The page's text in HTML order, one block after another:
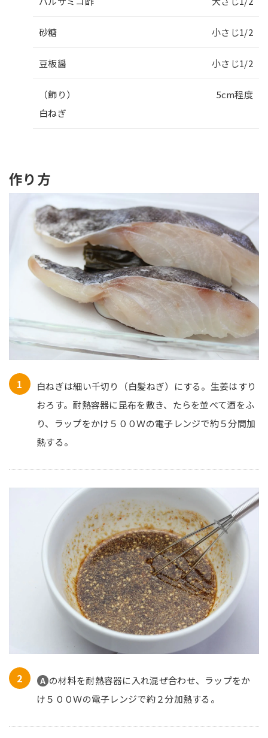
砂糖 小さじ1/2
豆板醤 小さじ1/2
（飾り）
白ねぎ
5cm程度
作り方
白ねぎは細い千切り（白髪ねぎ）にする。生姜はすり
おろす。耐熱容器に昆布を敷き、たらを並べて酒をふ
り、ラップをかけ５００Ｗの電子レンジで約５分間加
熱する。
A の材料を耐熱容器に入れ混ぜ合わせ、ラップをか
け５００Ｗの電子レンジで約２分加熱する。